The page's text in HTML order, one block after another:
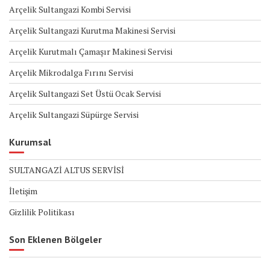
Arçelik Sultangazi Kombi Servisi
Arçelik Sultangazi Kurutma Makinesi Servisi
Arçelik Kurutmalı Çamaşır Makinesi Servisi
Arçelik Mikrodalga Fırını Servisi
Arçelik Sultangazi Set Üstü Ocak Servisi
Arçelik Sultangazi Süpürge Servisi
Kurumsal
SULTANGAZİ ALTUS SERVİSİ
İletişim
Gizlilik Politikası
Son Eklenen Bölgeler